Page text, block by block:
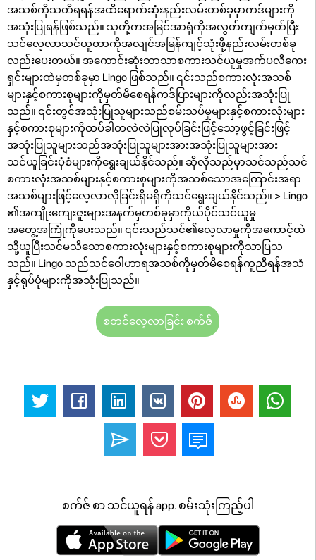
အသစ်ကိုသတိရရန်အထိရောက်ဆုံးနည်းလမ်းတစ်ခုမှာကဒ်များကို
အသုံးပြုရန်ဖြစ်သည်။ သူတို့ကအမြင်အာရုံကိုအလွတ်ကျက်မှတ်ပြီး
သင်လေ့လာသင်ယူတာကိုအလျင်အမြန်ကျင့်သုံးဖို့နည်းလမ်းတစ်ခု
လည်းပေးတယ်။ အကောင်းဆုံးဘာသာစကားသင်ယူမှုအက်ပလီကေး
ရှင်းများထဲမှတစ်ခုမှာ Lingo ဖြစ်သည်။ ၎င်းသည်စကားလုံးအသစ်
များနှင့်စကားစုများကိုမှတ်မိစေရန်ကဒ်ပြားများကိုလည်းအသုံးပြု
သည်။ ၎င်းတွင်အသုံးပြုသူများသည်စမ်းသပ်မှုများနှင့်စကားလုံးများ
နှင့်စကားစုများကိုထပ်ခါတလဲလဲပြုလုပ်ခြင်းဖြင့်သော့ဖွင့်ခြင်းဖြင့်
အသုံးပြုသူများသည်အသုံးပြုသူများအားအသုံးပြုသူများအား
သင်ယူခြင်းပုံစံများကိုရွေးချယ်နိုင်သည်။ ဆိုလိုသည်မှာသင်သည်သင်
စကားလုံးအသစ်များနှင့်စကားစုများကိုအသစ်သောအကြောင်းအရာ
အသစ်များဖြင့်လေ့လာလိုခြင်းရှိမရှိကိုသင်ရွေးချယ်နိုင်သည်။ > Lingo
၏အကျိုးကျေးဇူးများအနက်မှတစ်ခုမှာကိုယ်ပိုင်သင်ယူမှု
အတွေ့အကြုံကိုပေးသည်။ ၎င်းသည်သင်၏လေ့လာမှုကိုအကောင့်ထဲ
သို့ယူပြီးသင်မသိသောစကားလုံးများနှင့်စကားစုများကိုသာပြသ
သည်။ Lingo သည်သင်ဝေါဟာရအသစ်ကိုမှတ်မိစေရန်ကူညီရန်အသံ
နှင့်ရုပ်ပုံများကိုအသုံးပြုသည်။
စတင်လေ့လာခြင်း စက်ဇ်
စက်ဇ် စာ သင်ယူရန် app. စမ်းသုံးကြည့်ပါ